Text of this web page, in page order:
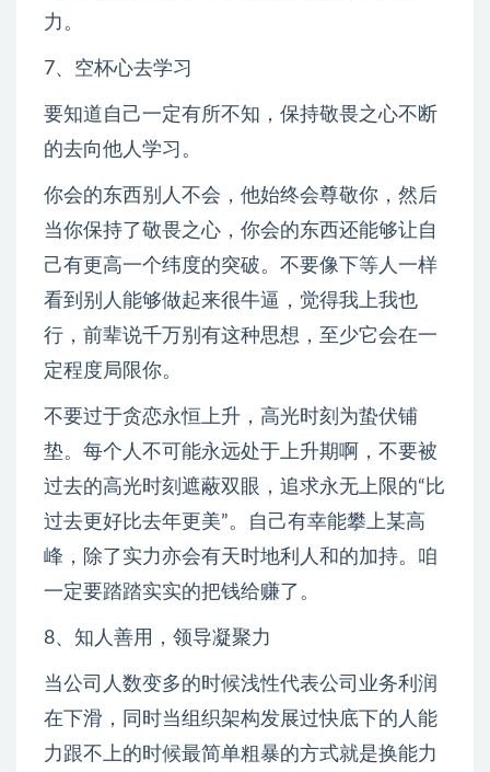
力。
7、空杯心去学习
要知道自己一定有所不知，保持敬畏之心不断
的去向他人学习。
你会的东西别人不会，他始终会尊敬你，然后
当你保持了敬畏之心，你会的东西还能够让自
己有更高一个纬度的突破。不要像下等人一样
看到别人能够做起来很牛逼，觉得我上我也
行，前辈说千万别有这种思想，至少它会在一
定程度局限你。
不要过于贪恋永恒上升，高光时刻为蛰伏铺
垫。每个人不可能永远处于上升期啊，不要被
过去的高光时刻遮蔽双眼，追求永无上限的“比
过去更好比去年更美”。自己有幸能攀上某高
峰，除了实力亦会有天时地利人和的加持。咱
一定要踏踏实实的把钱给赚了。
8、知人善用，领导凝聚力
当公司人数变多的时候浅性代表公司业务利润
在下滑，同时当组织架构发展过快底下的人能
力跟不上的时候最简单粗暴的方式就是换能力